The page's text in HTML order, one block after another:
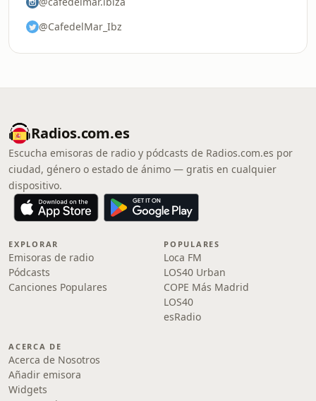
@CafedelMar_Ibz
Radios.com.es
Escucha emisoras de radio y pódcasts de Radios.com.es por
ciudad, género o estado de ánimo — gratis en cualquier
dispositivo.
EXPLORAR
Emisoras de radio
Pódcasts
Canciones Populares
POPULARES
Loca FM
LOS40 Urban
COPE Más Madrid
LOS40
esRadio
ACERCA DE
Acerca de Nosotros
Añadir emisora
Widgets